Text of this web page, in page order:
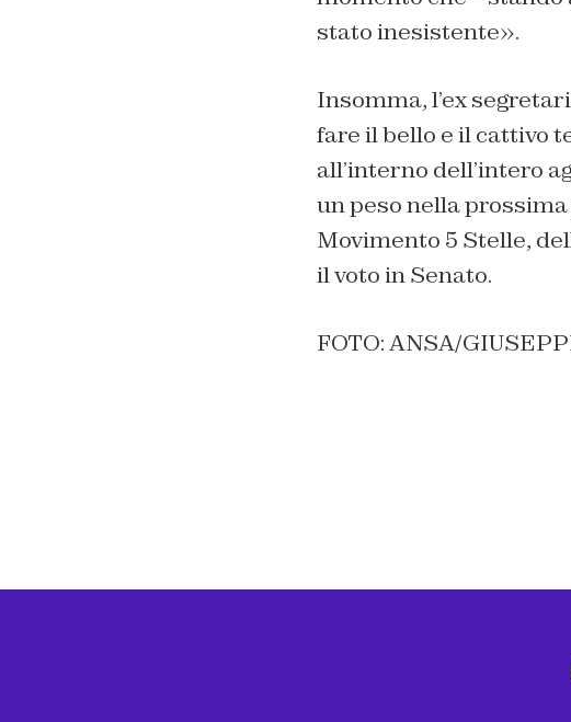
stato inesistente».
Insomma, l’ex
fare il bello e il cattivo
all’interno dell’intero
un peso nella
Movimento 5 Stelle,
il voto in Senato.
FOTO: ANSA/